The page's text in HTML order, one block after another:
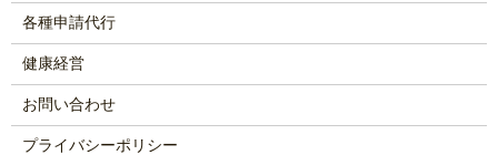
各種申請代行
健康経営
お問い合わせ
プライバシーポリシー